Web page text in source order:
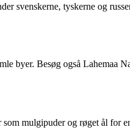
svenskerne, tyskerne og
byer. Besøg også Lahemaa
mulgipuder og røget ål for